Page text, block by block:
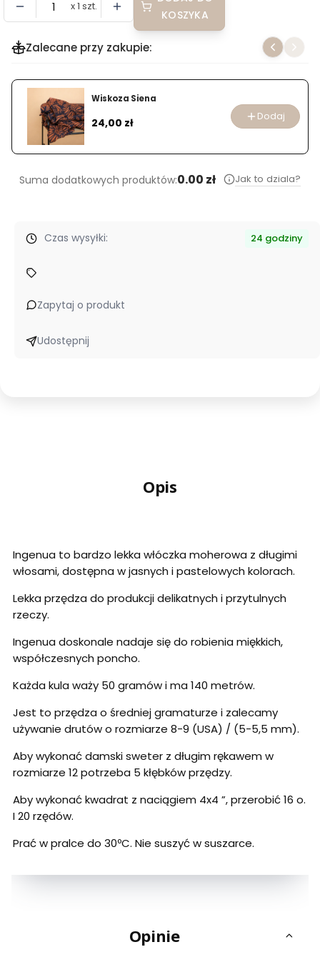
x 1 szt.
KOSZYKA
Zalecane przy zakupie:
Wiskoza Siena
Cena
24,00 zł Dodaj
Suma dodatkowych produktów:0.00 zł Jak to dziala?
Czas wysyłki: 24 godziny
Zapytaj o produkt
Udostępnij
Opis
Ingenua to bardzo lekka włóczka moherowa z długimi
włosami, dostępna w jasnych i pastelowych kolorach.
Lekka przędza do produkcji delikatnych i przytulnych
rzeczy.
Ingenua doskonale nadaje się do robienia miękkich,
współczesnych poncho.
Każda kula waży 50 gramów i ma 140 metrów.
Jest to przędza o średniej gramaturze i zalecamy
używanie drutów o rozmiarze 8-9 (USA) / (5-5,5 mm).
Aby wykonać damski sweter z długim rękawem w
rozmiarze 12 potrzeba 5 kłębków przędzy.
Aby wykonać kwadrat z naciągiem 4x4 ”, przerobić 16 o.
I 20 rzędów.
Prać w pralce do 30ºC. Nie suszyć w suszarce.
Opinie